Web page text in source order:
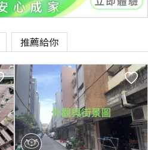
推薦給你